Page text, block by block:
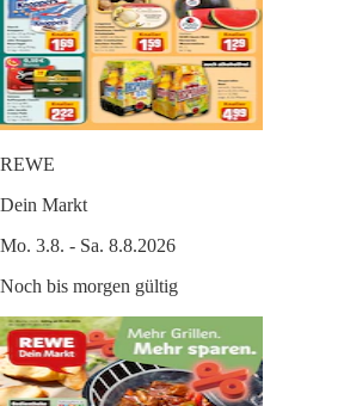
REWE
Dein Markt
Mo. 3.8. - Sa. 8.8.2026
Noch bis morgen gültig